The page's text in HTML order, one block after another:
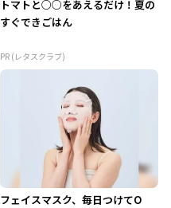
トマトと○○をあえるだけ！夏の
すぐできごはん
PR (レタスクラブ)
フェイスマスク、毎日つけてO